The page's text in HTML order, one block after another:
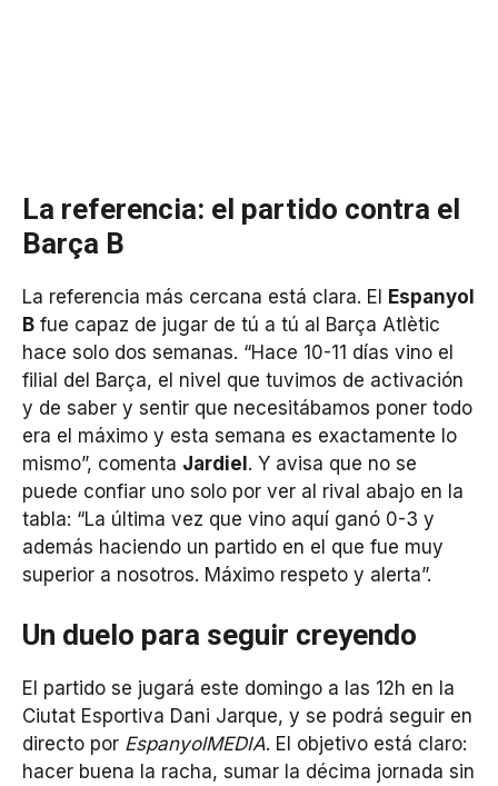
La referencia: el partido contra el
Barça B
La referencia más cercana está clara. El
Espanyol
B fue capaz de jugar de tú a tú al Barça Atlètic
hace solo dos semanas. “Hace 10-11 días vino el
filial del Barça, el nivel que tuvimos de activación
y de saber y sentir que necesitábamos poner todo
era el máximo y esta semana es exactamente lo
mismo”, comenta Jardiel . Y avisa que no se
puede confiar uno solo por ver al rival abajo en la
tabla: “La última vez que vino aquí ganó 0-3 y
además haciendo un partido en el que fue muy
superior a nosotros. Máximo respeto y alerta”.
Un duelo para seguir creyendo
El partido se jugará este domingo a las 12h en la
Ciutat Esportiva Dani Jarque, y se podrá seguir en
directo por EspanyolMEDIA. El objetivo está claro:
hacer buena la racha, sumar la décima jornada sin